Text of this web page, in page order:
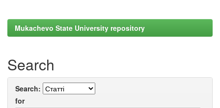
Mukachevo State University repository
Search
Search:
for